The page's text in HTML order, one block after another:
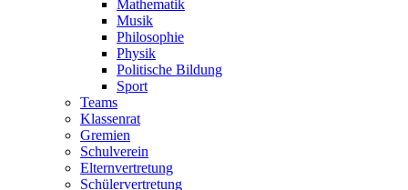
Mathematik
Musik
Philosophie
Physik
Politische Bildung
Sport
Teams
Klassenrat
Gremien
Schulverein
Elternvertretung
Schülervertretung